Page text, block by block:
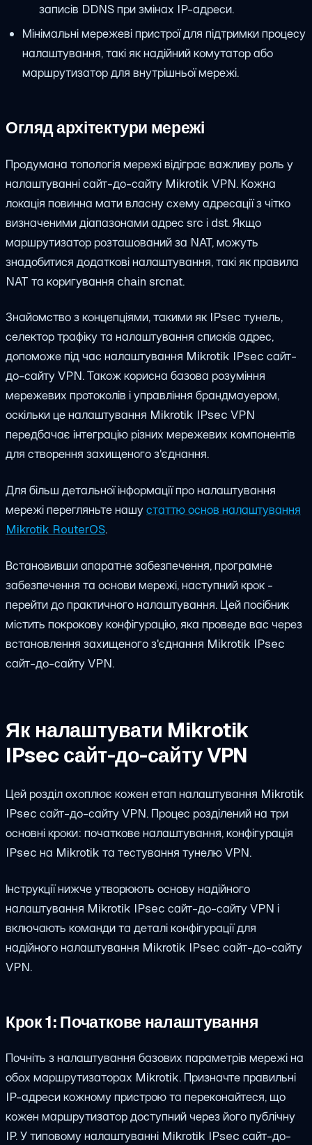
записів DDNS при змінах IP-адреси.
Мінімальні мережеві пристрої для підтримки процесу
налаштування, такі як надійний комутатор або
маршрутизатор для внутрішньої мережі.
Огляд архітектури мережі
Продумана топологія мережі відіграє важливу роль у
налаштуванні сайт-до-сайту Mikrotik VPN. Кожна
локація повинна мати власну схему адресації з чітко
визначеними діапазонами адрес src і dst. Якщо
маршрутизатор розташований за NAT, можуть
знадобитися додаткові налаштування, такі як правила
NAT та коригування chain srcnat.
Знайомство з концепціями, такими як IPsec тунель,
селектор трафіку та налаштування списків адрес,
допоможе під час налаштування Mikrotik IPsec сайт-
до-сайту VPN. Також корисна базова розуміння
мережевих протоколів і управління брандмауером,
оскільки це налаштування Mikrotik IPsec VPN
передбачає інтеграцію різних мережевих компонентів
для створення захищеного з'єднання.
Для більш детальної інформації про налаштування
мережі перегляньте нашустаттю основ налаштування
Mikrotik RouterOS.
Встановивши апаратне забезпечення, програмне
забезпечення та основи мережі, наступний крок -
перейти до практичного налаштування. Цей посібник
містить покрокову конфігурацію, яка проведе вас через
встановлення захищеного з'єднання Mikrotik IPsec
сайт-до-сайту VPN.
Як налаштувати Mikrotik
IPsec сайт-до-сайту VPN
Цей розділ охоплює кожен етап налаштування Mikrotik
IPsec сайт-до-сайту VPN. Процес розділений на три
основні кроки: початкове налаштування, конфігурація
IPsec на Mikrotik та тестування тунелю VPN.
Інструкції нижче утворюють основу надійного
налаштування Mikrotik IPsec сайт-до-сайту VPN і
включають команди та деталі конфігурації для
надійного налаштування Mikrotik IPsec сайт-до-сайту
VPN.
Крок 1: Початкове налаштування
Почніть з налаштування базових параметрів мережі на
обох маршрутизаторах Mikrotik. Призначте правильні
IP-адреси кожному пристрою та переконайтеся, що
кожен маршрутизатор доступний через його публічну
IP. У типовому налаштуванні Mikrotik IPsec сайт-до-